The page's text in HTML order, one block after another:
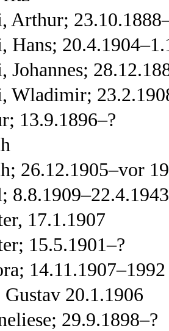
Arthur;
Hans;
Johannes;
Wladimir;
13.9.1896–?
26.12.1905–vor
8.8.1909–22.4.1943
17.1.1907
15.5.1901–?
14.11.1907–1992
20.1.1906
29.9.1898–?